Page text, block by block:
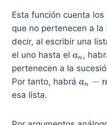
Esta función cuenta
que no pertenecen a la
decir, al escribir una
el uno hasta el a
_
n
an ,
pertenecen a la
Por tanto, habrá a
an − n
esa lista.